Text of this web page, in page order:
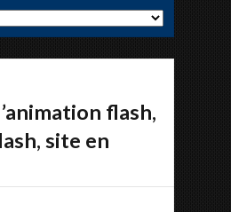
flash,
site en